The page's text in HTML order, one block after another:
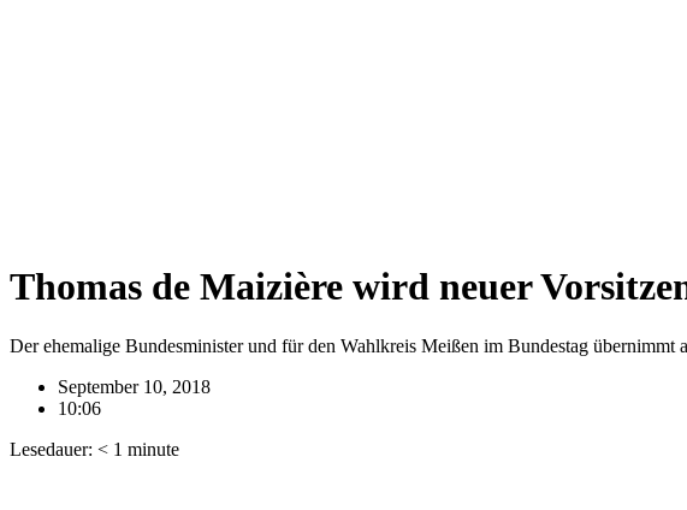
Thomas de Maizière wird neuer
Der ehemalige Bundesminister und für den Wahlkreis Meißen im Bundestag
September 10, 2018
10:06
Lesedauer: < 1 minute